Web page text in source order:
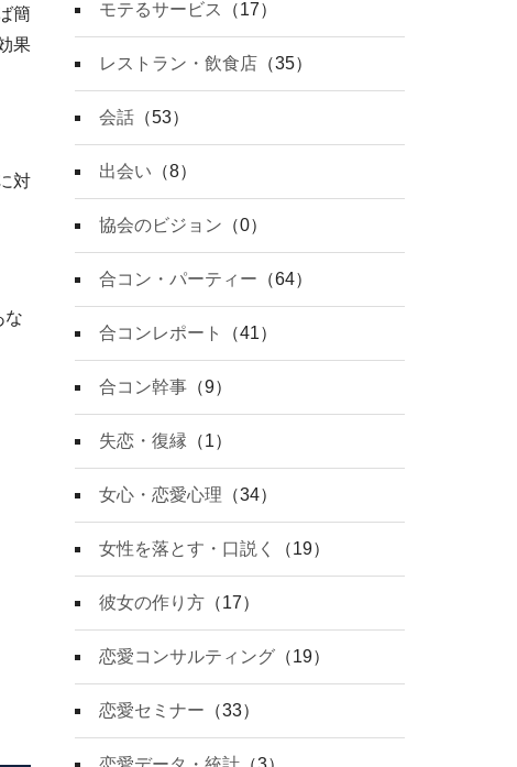
簡
果
対
な
モテるサービス （17）
レストラン・飲食店 （35）
会話 （53）
出会い （8）
協会のビジョン （0）
合コン・パーティー （64）
合コンレポート （41）
合コン幹事 （9）
失恋・復縁 （1）
女心・恋愛心理 （34）
女性を落とす・口説く （19）
彼女の作り方 （17）
恋愛コンサルティング （19）
恋愛セミナー （33）